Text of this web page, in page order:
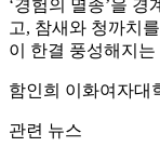
‘경험의 멸종’을
고, 참새와 청까치
이 한결 풍성해지
함인희 이화여자대
관련 뉴스